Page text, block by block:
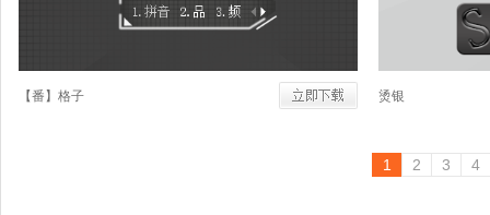
【番】格子 烫银
1 2 3 4